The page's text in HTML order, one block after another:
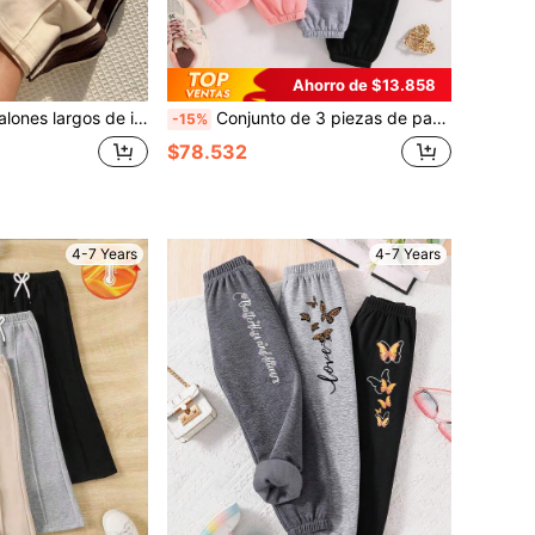
casuales con cintura elástica para niña joven, piezas
Ahorro de $13.858
-15% Conjunto de 3 piezas de pantalones elásticos de cintura con impresión de letras y corazones, para niñas, de unicolor, para primavera y otoño, ropa casual y a juego para todas las ocasiones, suave y cómoda, pantalones deportivos al aire libre para niñas pequeñas y pre-adolescentes
$78.532
4-7 Years 4-7 Years